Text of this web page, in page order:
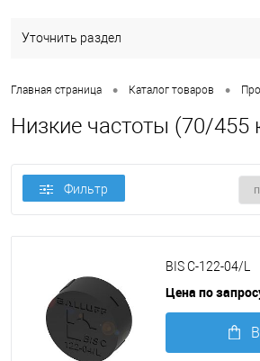
Уточнить раздел
Главная страница • Каталог товаров •
Низкие частоты (70/455
Фильтр
BIS C-122-04/L
Цена по